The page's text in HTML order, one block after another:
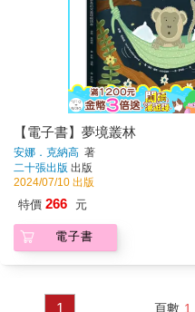
【電子書】夢境叢林
安娜．克納高 著
二十張出版 出版
2024/07/10 出版
特價 266 元
電子書
1 頁數 1